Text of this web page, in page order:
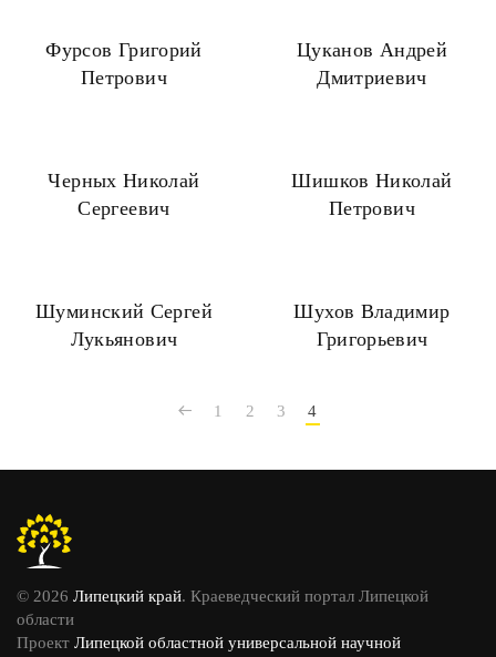
Фурсов Григорий
Петрович
Цуканов Андрей
Дмитриевич
Черных Николай
Сергеевич
Шишков Николай
Петрович
Шуминский Сергей
Лукьянович
Шухов Владимир
Григорьевич
1 2 3 4
© 2026 Липецкий край. Краеведческий портал Липецкой
области
Проект Липецкой областной универсальной научной